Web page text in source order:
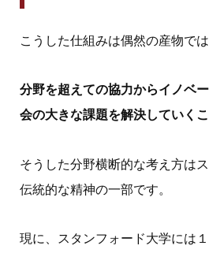
こうした仕組みは偶然の産物では
分野を超えての協力からイノベ
会の大きな課題を解決していくこ
そうした分野横断的な考え方は
伝統的な精神の一部です。
現に、スタンフォード大学には